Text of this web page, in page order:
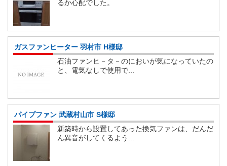
るか心配でした。
ガスファンヒーター 羽村市 H様邸
石油ファンヒ－タ－のにおいが気になっていたの
と、電気なしで使用で...
パイプファン 武蔵村山市 S様邸
新築時から設置してあった換気ファンは、だんだ
ん異音がしてくるよう...